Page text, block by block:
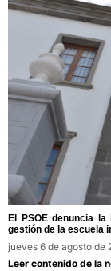
El PSOE denuncia
gestión de la escuela
jueves 6 de agosto de
Leer contenido de la